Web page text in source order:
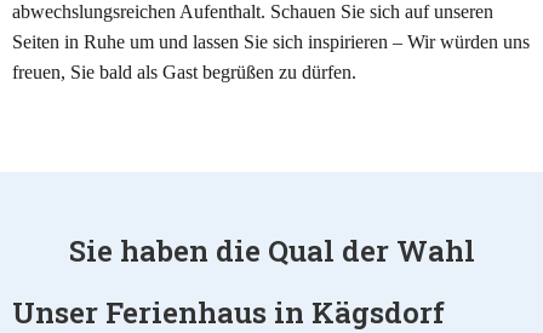
abwechslungsreichen Aufenthalt. Schauen Sie sich auf unseren
Seiten in Ruhe um und lassen Sie sich inspirieren – Wir würden uns
freuen, Sie bald als Gast begrüßen zu dürfen.
Sie haben die Qual der Wahl
Unser Ferienhaus in Kägsdorf